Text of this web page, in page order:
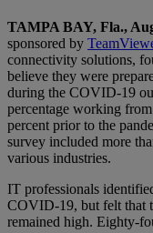
TAMPA BAY, Fla.,
sponsored by
connectivity solutions,
believe they were
during the COVID-19
percentage working
percent prior to the
survey included more
various industries.
IT professionals
COVID-19, but felt that
remained high. Eighty-